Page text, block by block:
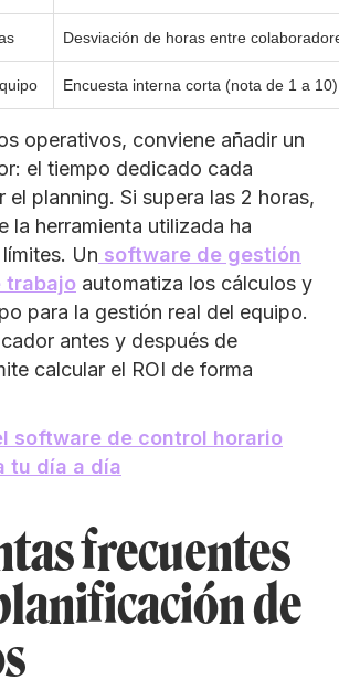
Desviación de horas entre
Encuesta interna corta (nota de 1 a 10)
operativos, conviene añadir un
el tiempo dedicado cada
el planning. Si supera las 2 horas,
la herramienta utilizada ha
Un software de gestión
trabajo automatiza los cálculos y
para la gestión real del equipo.
antes y después de
calcular el ROI de forma
software de control horario
tu día a día
frecuentes
de